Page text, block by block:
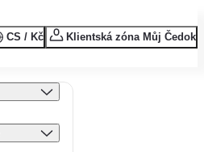
CS / Kč Klientská zóna Můj Čedok